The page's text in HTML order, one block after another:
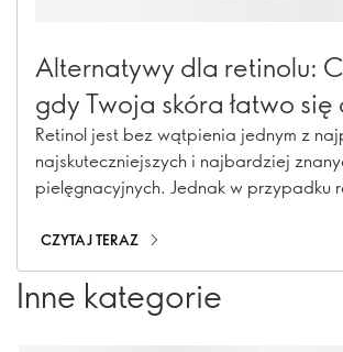
Alternatywy dla retinolu:
gdy Twoja skóra łatwo
Retinol jest bez wątpienia jednym z
najskuteczniejszych i najbardziej
pielęgnacyjnych. Jednak w przypadku
czynnych, ich skuteczność może mieć
masz wrażliwą skórę - mogą
CZYTAJ TERAZ
Inne kategorie